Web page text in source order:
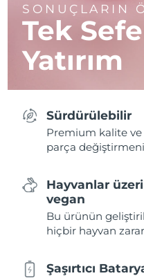
SONUÇLARIN
Tek
Yatırım
Sürdürülebilir
Premium kalite ve
parça
Hayvanlar
vegan
Bu ürünün
hiçbir hayvan
Şaşırtıcı